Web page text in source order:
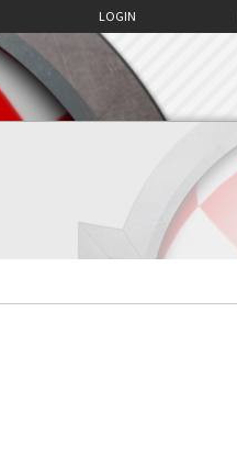
LOGIN